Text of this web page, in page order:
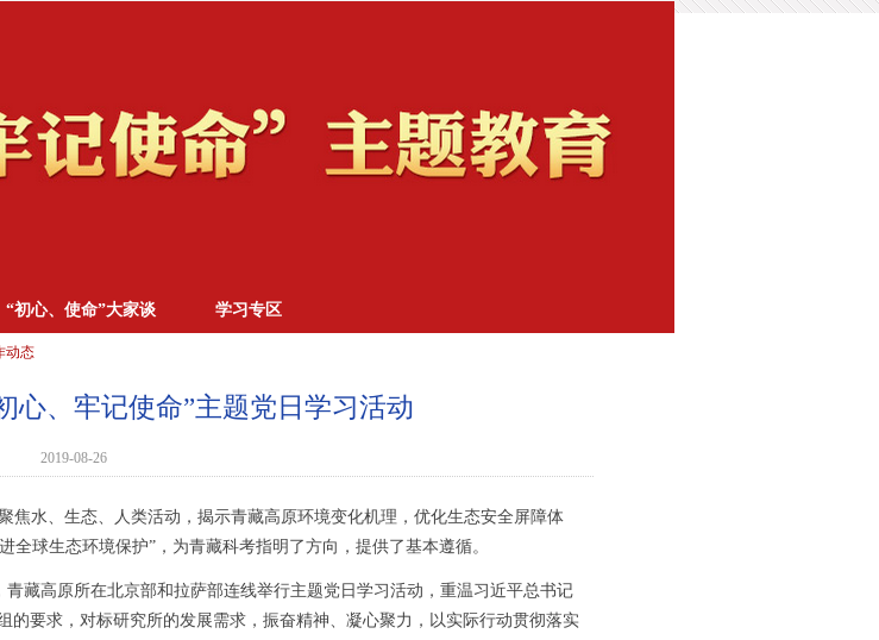
“初心、使命”大家谈 学习专区
动态
心、牢记使命”主题党日学习活动
2019-08-26
水、生态、人类活动，揭示青藏高原环境变化机理，优化生态安全屏障体
球生态环境保护”，为青藏科考指明了方向，提供了基本遵循。
高原所在北京部和拉萨部连线举行主题党日学习活动，重温习近平总书记
的要求，对标研究所的发展需求，振奋精神、凝心聚力，以实际行动贯彻落实